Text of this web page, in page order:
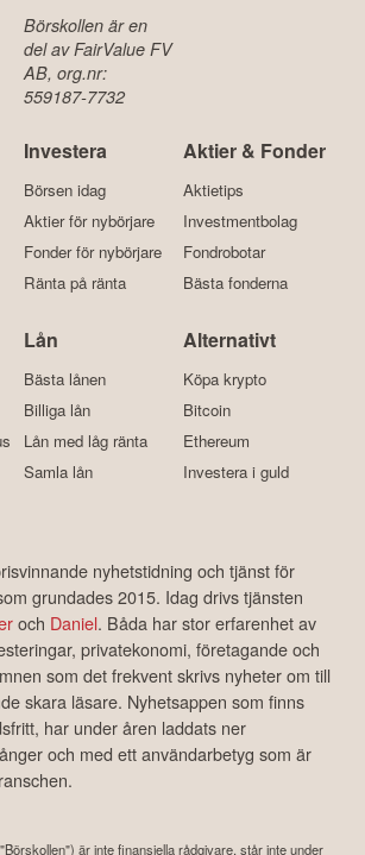
Börskollen är en
del av FairValue FV
AB, org.nr:
559187-7732
Investera
Börsen idag
Aktier för nybörjare
Fonder för nybörjare
Ränta på ränta
Aktier & Fonder
Aktietips
Investmentbolag
Fondrobotar
Bästa fonderna
Lån
Bästa lånen
Billiga lån
Lån med låg ränta
Samla lån
Alternativt
Köpa krypto
Bitcoin
Ethereum
Investera i guld
nyhetstidning och tjänst för
grundades 2015. Idag drivs tjänsten
och Daniel. Båda har stor erfarenhet av
privatekonomi, företagande och
som det frekvent skrivs nyheter om till
skara läsare. Nyhetsappen som finns
har under åren laddats ner
och med ett användarbetyg som är
är inte finansiella rådgivare, står inte under